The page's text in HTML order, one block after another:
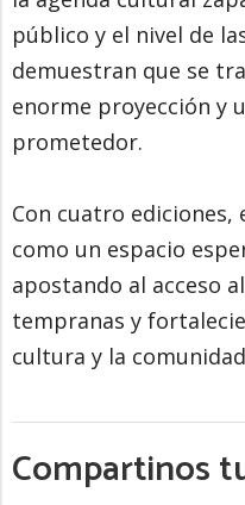
público y el nivel de
demuestran que se
enorme proyección y
prometedor.
Con cuatro ediciones,
como un espacio
apostando al acceso
tempranas y
cultura y la
Compartinos